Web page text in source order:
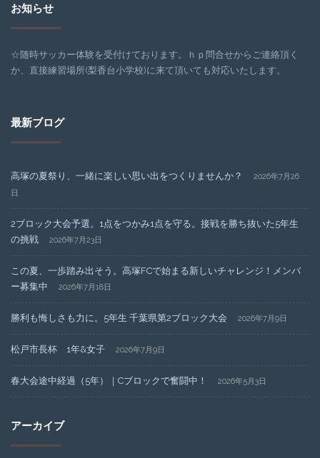
お知らせ
☆随時サッカー体験を受付けております。ｈｐ問合せからご連絡頂く
か、直接練習場所(梨香台小学校)に来て頂いても対応いたします。
最新ブログ
高塚の夏祭り、一緒に楽しい思い出をつくりませんか？
2026年7月26
日
2ブロック大会予選。1点をつかみ1点を守る。接戦を勝ち抜いた5年生
の挑戦
2026年7月23日
この夏、一歩踏み出そう。高塚FCで始まる新しいチャレンジ！メンバ
ー募集中
2026年7月18日
勝利も悔しさも力に。5年生 千葉県第2ブロック大会 2026年7月9日
松戸市長杯 1年&女子 2026年7月9日
春大会途中経過（5年）｜Cブロックで奮闘中！ 2026年5月3日
アーカイブ